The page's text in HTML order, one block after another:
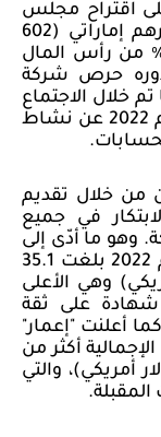
اقتراح مجلس
الإدارة بتوزيع أرباح قدرها 2.2 مليار درهم إماراتي (602
دولار أمريكي)، أي ما يعادل 25٪ من رأس المال
حرص شركة
خلال الاجتماع
الموافقة على تقرير مجلس الإدارة لعام 2022 عن نشاط
من خلال تقديم
في جميع
وهو ما أدّى إلى
تحقيق الشركة مبيعات عقارية في عام 2022 بلغت 35.1
دولار أمريكي) وهي الأعلى
شهادة على ثقة
أعلنت "إعمار"
أكثر من
(14.5 مليار دولار أمريكي)، والتي